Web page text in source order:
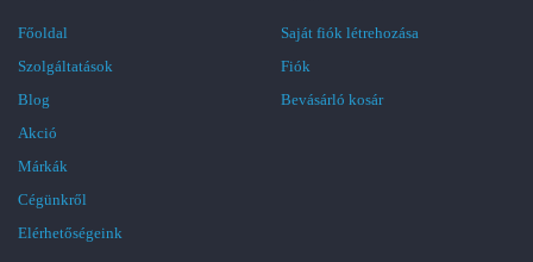
Főoldal
Szolgáltatások
Blog
Akció
Márkák
Cégünkről
Elérhetőségeink
Saját fiók létrehozása
Fiók
Bevásárló kosár